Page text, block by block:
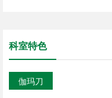
科室特色
伽玛刀